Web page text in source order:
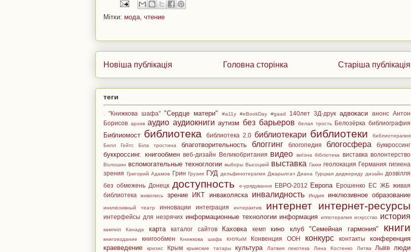
Мітки: мода чтение
Новіша публікація Старіша публікація
Головна сторінка
теги
"Книжкова шафа" "Сердце матери" #a11y #eBookDay #gaad 140лет 3Д-друк адвокаси анонс Антон
Борисов архив аудио аудиокниги аутизм без барьеров белая трость Белозёрка библиография
Библиомост библиотека библиотека 2.0 библиотекари библиотеки
библиотерапия
Билл Гейтс
Біла тростина благотворительность блоггинг блогопедия блогосфера буккроссинг
буккроссинг. книгообмен веб-дизайн Великобритания видео виїзна бібліотека виставка волонтерство
Волошин вспомогательные техноглогии выборы Высоцкий выставка Гаюи геолокация Германия гигиена
зрения Григорий Адамов Грин Грузия ГУД дельфинотерапия Джарылгач Диана Гурцкая диджериду дизайн дозвілля
без обмежень Донецк доступность е-урядування ЕВРО-2012 Европа Ерошенко ЕС ЖБ живая
библиотека
живопись зрение ИКТ инваколяска инвалидность Индия инклюзивное образование
инклюзивный театр инновации интеграция интерактив интернет интернет-ресурсы
интерфейсы для незрячих информационные технологии информация иппотерапия искусство история
кампхіл Канада карта каталог сайтов Каховка кемп кино клуб "Семейная гармония" книги
книгоиздание книгообмен Книжкова шафа КНУКиМ Конвенция ООН конкурс контакты
конференция
краеведение
кризис Крым крымские татары культура Латвия лекотека Лина Костенко Литва Львів люди